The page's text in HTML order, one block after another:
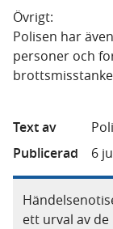
Övrigt:
Polisen har
personer och
Text av
Publicerad
6
ett urval av